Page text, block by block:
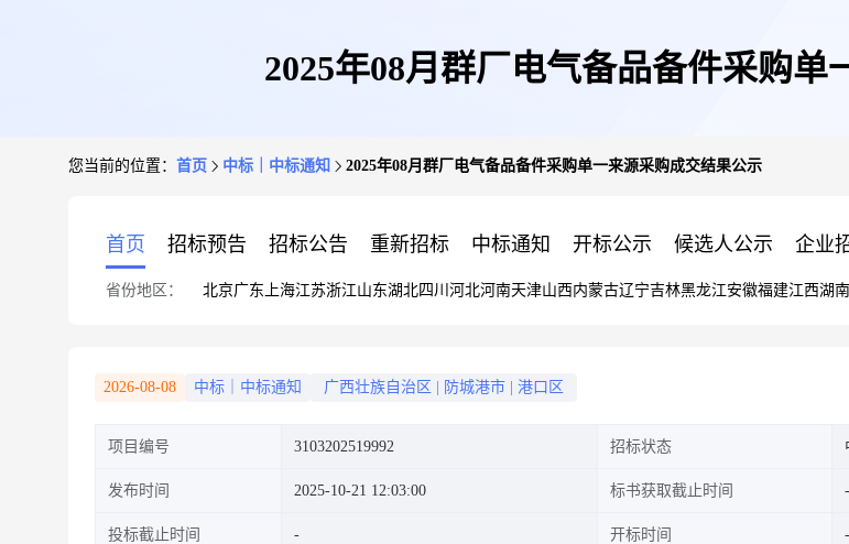
2025年08月群厂电气备品备件采购
您当前的位置： 首页 中标｜中标通知 2025年08月群厂电气备品备件采购单一来源采购成交结果公示
首页 招标预告 招标公告 重新招标 中标通知 开标公示 候选人公示 企业
省份地区： 北京广东 上海江苏浙江山东湖北四川 河北河南天津山西内蒙古辽宁吉林黑龙江安徽福建江西湖南
2026-08-08 中标｜中标通知 广西壮族自治区 防城港市 港口区
项目编号 3103202519992 招标状态
发布时间 2025-10-21 12:03:00 标书获取截止时间
投标截止时间 开标时间